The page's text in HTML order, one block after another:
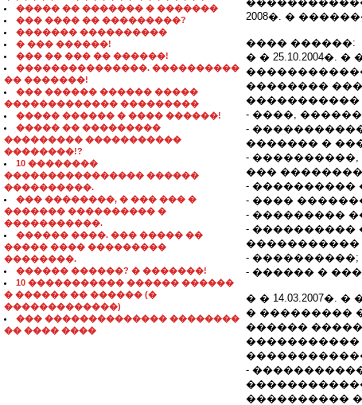
����� �� ������� � �������
��� ���� �� ���������?
������� ����������
� ��� ������!
��� �� ��� �� ������!
���������������. ����������
�� �������!
��� ������ ������ �����
������������� ���������
����� ������ � ���� ������!
����� �� ���������
��������� �����������
��������!?
10 ��������
���������������� ������
����������.
��� ��������, � ��� ��� �
������� ���������� �
�����������.
������ ����. ��� ����� ��
����� ���� ���������
��������.
������ ������? � �������!
10 ����������� ������ ������
� ������ �� ������ (�
�������������)
��� �������������� ��������
�� ���� ����
2008�. �
���� ������:
� �
��������
�����������
- ����,
-
������� �
-
���
- ����������
- ����
- ���������
- ����������
�����������
- ����������;
- ������ �
� �
� ���������
������
�����������
-
����������